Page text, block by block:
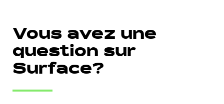
Vous avez une
question sur
Surface?